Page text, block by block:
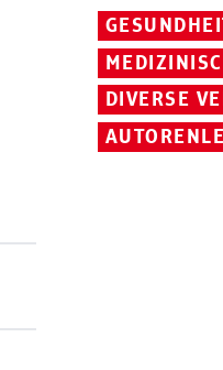
DIVERSE